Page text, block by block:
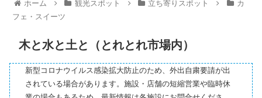
ホーム 観光スポット 立ち寄りスポット
カ
フェ・スイーツ
木と水と土と（とれとれ市場内）
新型コロナウイルス感染拡大防止のため、外出自粛要請が出
されている場合があります。施設・店舗の短縮営業や臨時休